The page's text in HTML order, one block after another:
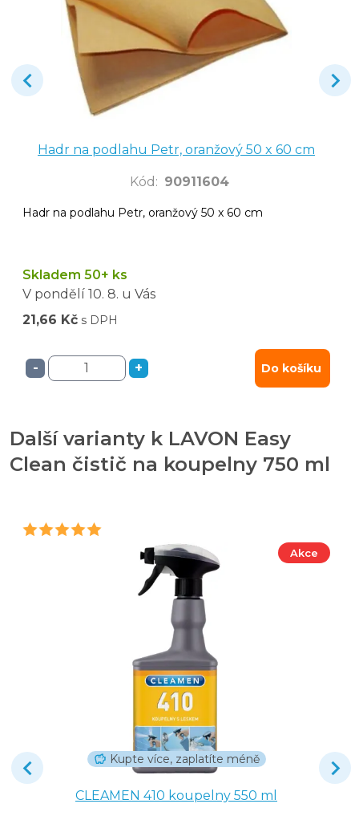
Hadr na podlahu Petr, oranžový 50 x 60 cm
Kód : 90911604
Hadr na podlahu Petr, oranžový 50 x 60 cm
Skladem 50+ ks
V pondělí 10. 8. u Vás
21,66 Kč s DPH
- + Do košíku
Další varianty k LAVON Easy
Clean čistič na koupelny 750 ml
Akce
Kupte více, zaplatíte méně
CLEAMEN 410 koupelny 550 ml